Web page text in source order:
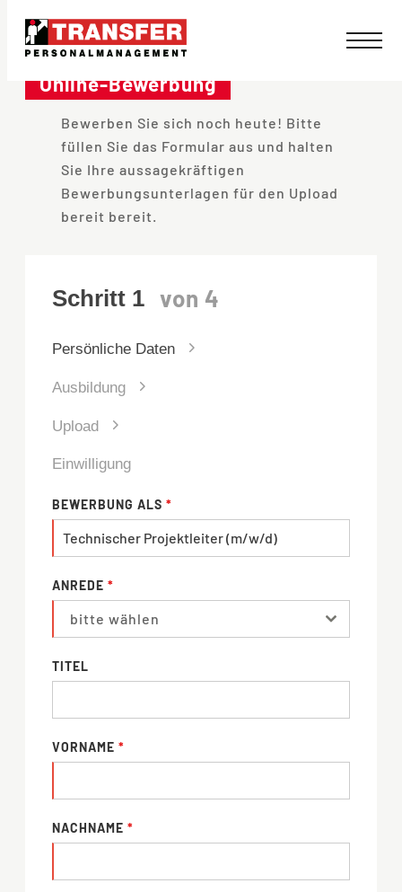
Direkt
zum
Inhalt
wechseln
Online-Bewerbung
Bewerben Sie sich noch heute! Bitte
füllen Sie das Formular aus und halten
Sie Ihre aussagekräftigen
Bewerbungsunterlagen für den Upload
bereit bereit.
Persönliche Daten
Ausbildung
Upload
Einwilligung
BEWERBUNG ALS *
ANREDE *
bitte wählen
TITEL
VORNAME *
NACHNAME *